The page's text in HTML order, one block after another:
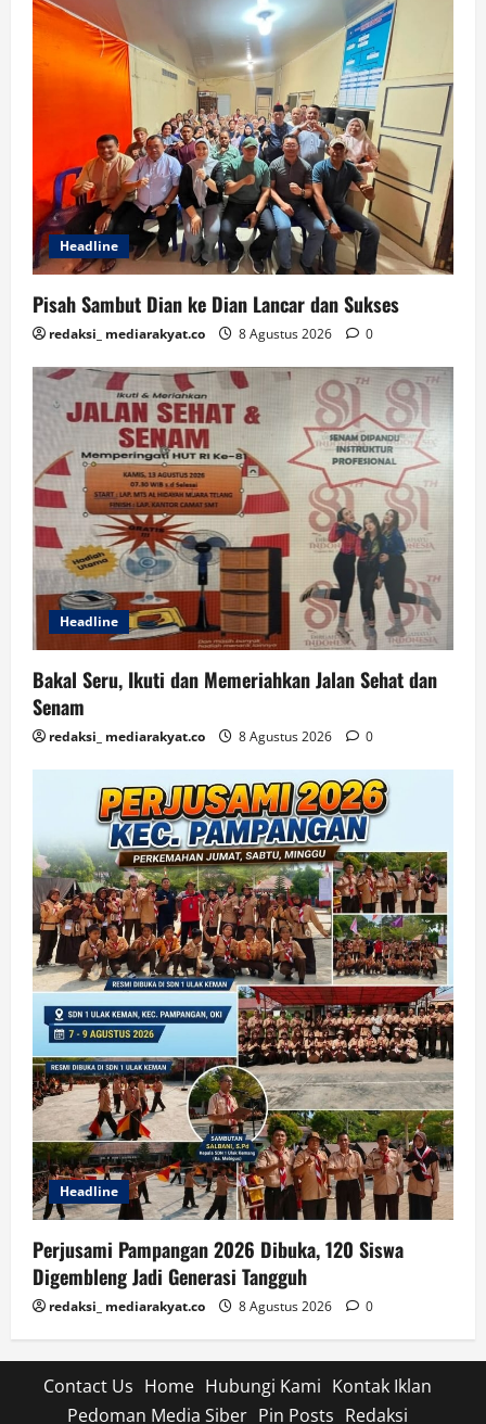
Headline
Pisah Sambut Dian ke Dian Lancar dan Sukses
redaksi_ mediarakyat.co 8 Agustus 2026 0
Headline
Bakal Seru, Ikuti dan Memeriahkan Jalan Sehat dan
Senam
redaksi_ mediarakyat.co 8 Agustus 2026 0
Headline
Perjusami Pampangan 2026 Dibuka, 120 Siswa
Digembleng Jadi Generasi Tangguh
redaksi_ mediarakyat.co 8 Agustus 2026 0
Contact Us Home Hubungi Kami Kontak Iklan
Pedoman Media Siber Pin Posts Redaksi